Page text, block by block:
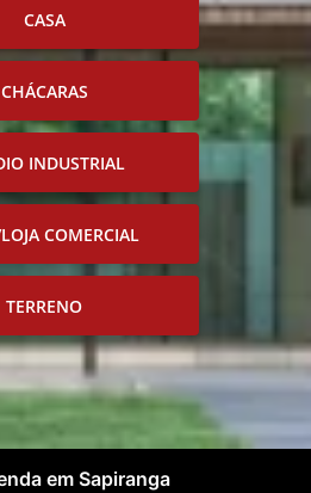
CASA
CHÁCARAS
INDUSTRIAL
COMERCIAL
TERRENO
em Sapiranga